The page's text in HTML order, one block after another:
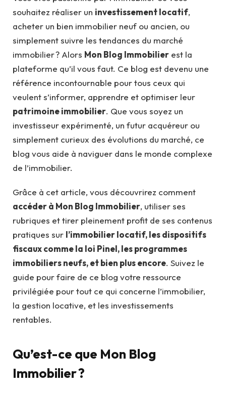
souhaitez réaliser un investissement locatif,
acheter un bien immobilier neuf ou ancien, ou
simplement suivre les tendances du marché
immobilier ? Alors Mon Blog Immobilier est la
plateforme qu’il vous faut. Ce blog est devenu une
référence incontournable pour tous ceux qui
veulent s’informer, apprendre et optimiser leur
patrimoine immobilier. Que vous soyez un
investisseur expérimenté, un futur acquéreur ou
simplement curieux des évolutions du marché, ce
blog vous aide à naviguer dans le monde complexe
de l’immobilier.
Grâce à cet article, vous découvrirez comment
accéder à Mon Blog Immobilier, utiliser ses
rubriques et tirer pleinement profit de ses contenus
pratiques sur l’immobilier locatif, les dispositifs
fiscaux comme la loi Pinel, les programmes
immobiliers neufs, et bien plus encore. Suivez le
guide pour faire de ce blog votre ressource
privilégiée pour tout ce qui concerne l’immobilier,
la gestion locative, et les investissements
rentables.
Qu’est-ce que Mon Blog
Immobilier ?